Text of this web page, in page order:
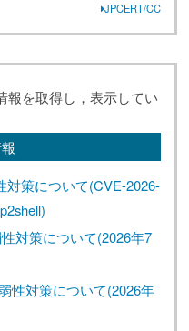
JPCERT/CC
報を取得し，表示してい
対策について(CVE-2026-
対策について(2026年7
性対策について(2026年